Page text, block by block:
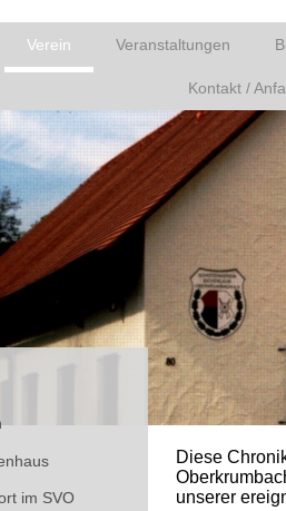
Verein Veranstaltungen
Kontakt /
Diese
unserer
im SVO